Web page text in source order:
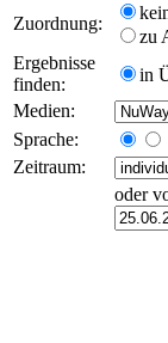
Zuordnung:
zu
Ergebnisse
finden:
in
Medien:
Sprache:
Zeitraum:
oder